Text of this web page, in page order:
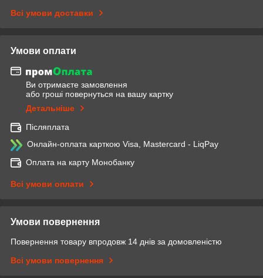
Всі умови доставки
Умови оплати
Ви отримаєте замовлення
або гроші повернуться на вашу картку
Детальніше
Післяплата
Онлайн-оплата карткою Visa, Mastercard - LiqPay
Оплата на карту Монобанку
Всі умови оплати
Умови повернення
Повернення товару впродовж 14 днів за домовленістю
Всі умови повернення